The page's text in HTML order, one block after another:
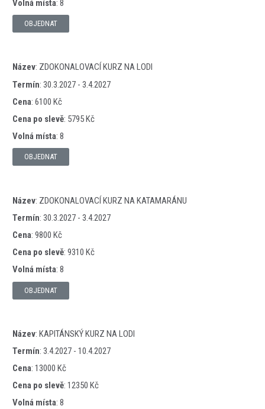
Volná místa: 8
OBJEDNAT
Název: ZDOKONALOVACÍ KURZ NA LODI
Termín: 30.3.2027 - 3.4.2027
Cena: 6100 Kč
Cena po slevě: 5795 Kč
Volná místa: 8
OBJEDNAT
Název: ZDOKONALOVACÍ KURZ NA KATAMARÁNU
Termín: 30.3.2027 - 3.4.2027
Cena: 9800 Kč
Cena po slevě: 9310 Kč
Volná místa: 8
OBJEDNAT
Název: KAPITÁNSKÝ KURZ NA LODI
Termín: 3.4.2027 - 10.4.2027
Cena: 13000 Kč
Cena po slevě: 12350 Kč
Volná místa: 8